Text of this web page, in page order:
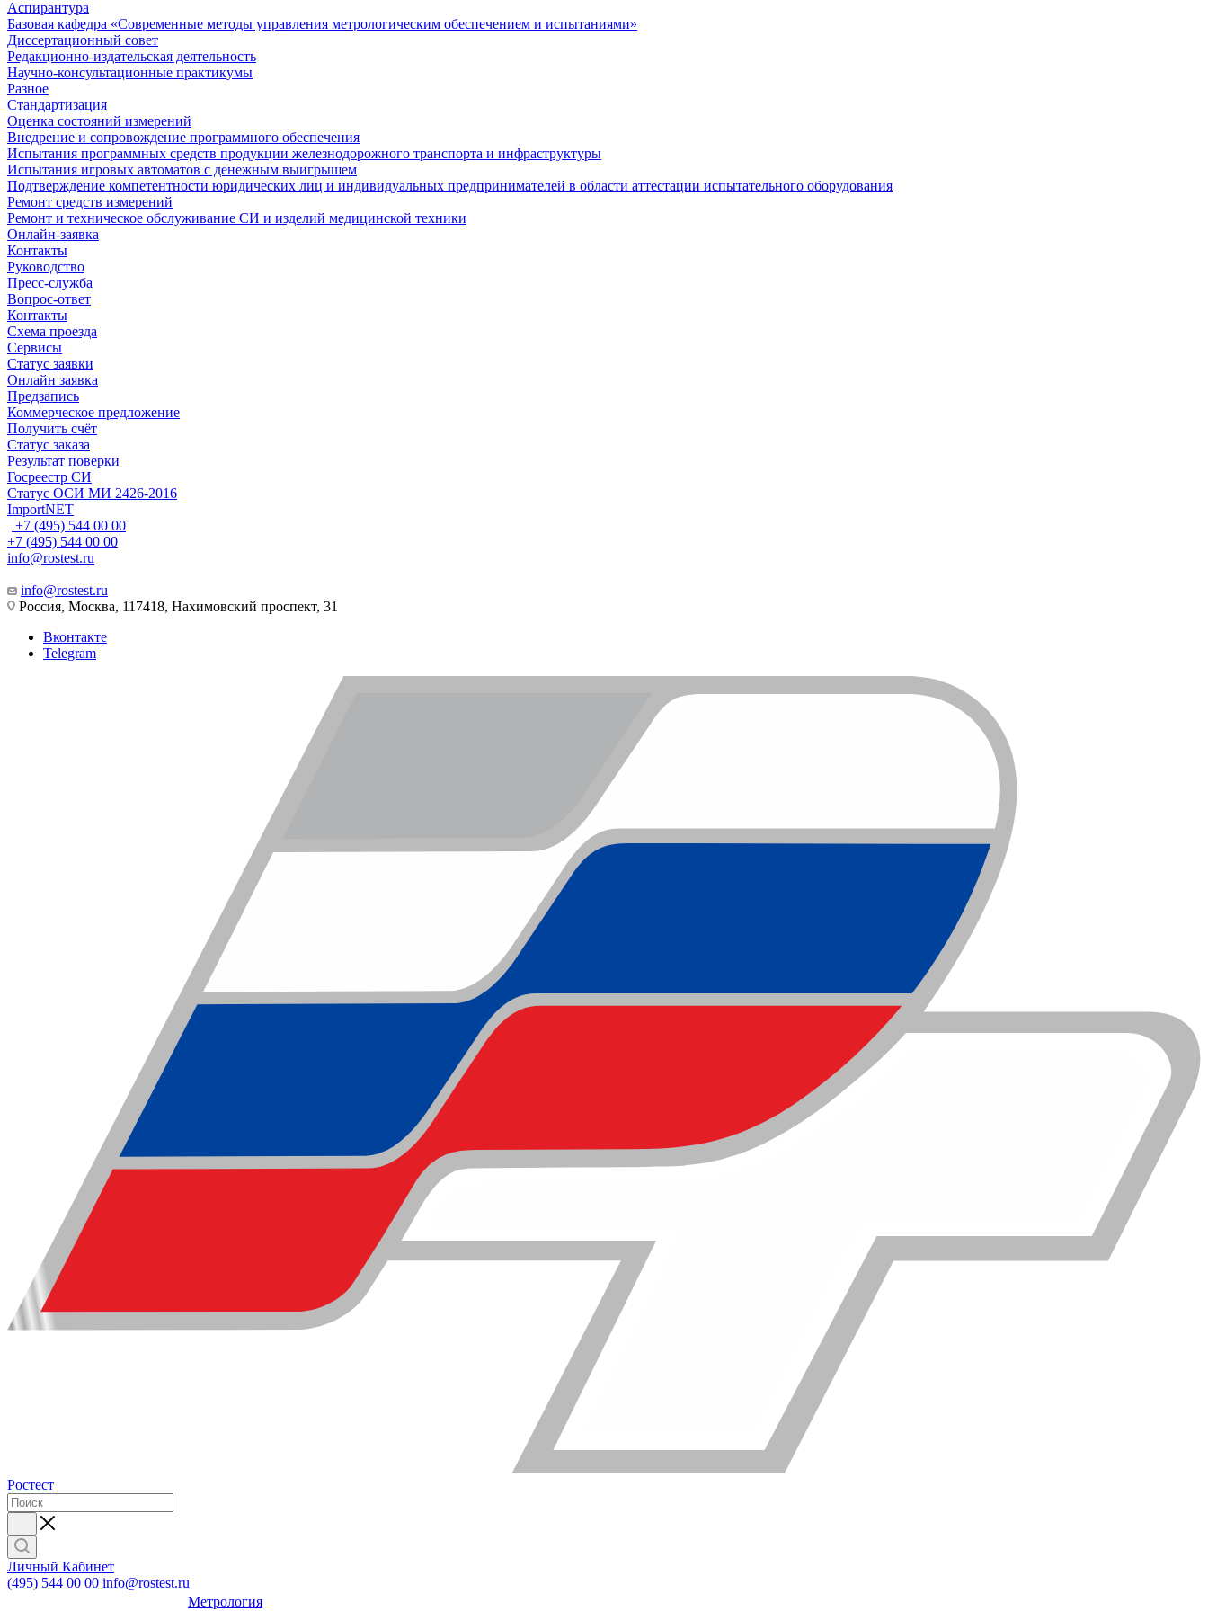
Аспирантура
Базовая кафедра «Современные методы управления метрологическим обеспечением и испытаниями»
Диссертационный совет
Редакционно-издательская деятельность
Научно-консультационные практикумы
Разное
Стандартизация
Оценка состояний измерений
Внедрение и сопровождение программного обеспечения
Испытания программных средств продукции железнодорожного транспорта и инфраструктуры
Испытания игровых автоматов с денежным выигрышем
Подтверждение компетентности юридических лиц и индивидуальных предпринимателей в области аттестации испытательного оборудования
Ремонт средств измерений
Ремонт и техническое обслуживание СИ и изделий медицинской техники
Онлайн-заявка
Контакты
Руководство
Пресс-служба
Вопрос-ответ
Контакты
Схема проезда
Сервисы
Статус заявки
Онлайн заявка
Предзапись
Коммерческое предложение
Получить счёт
Статус заказа
Результат поверки
Госреестр СИ
Статус ОСИ МИ 2426-2016
ImportNET
+7 (495) 544 00 00
+7 (495) 544 00 00
info@rostest.ru
info@rostest.ru
Россия, Москва, 117418, Нахимовский проспект, 31
Вконтакте
Telegram
Ростест
Личный Кабинет
(495) 544 00 00 info@rostest.ru
Метрология